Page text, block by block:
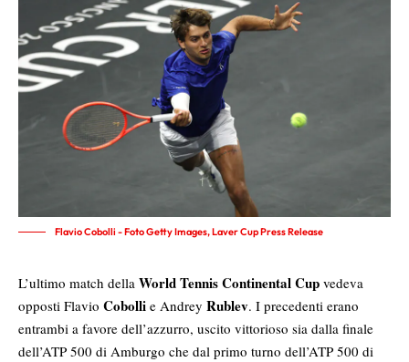
Flavio Cobolli - Foto Getty Images, Laver Cup Press Release
L’ultimo match della World Tennis Continental Cup vedeva
opposti Flavio Cobolli e Andrey Rublev. I precedenti erano
entrambi a favore dell’azzurro, uscito vittorioso sia dalla finale
dell’ATP 500 di Amburgo che dal primo turno dell’ATP 500 di